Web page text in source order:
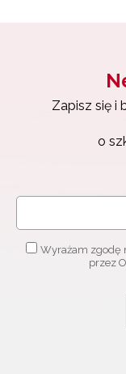
Zapisz się i
o
Wyrażam zgodę
przez
Zapisz się i
o szkoleniach i
Wyrażam
Zapisuję